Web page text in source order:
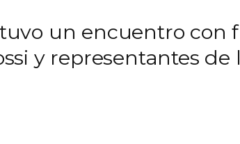
un encuentro con
y representantes de